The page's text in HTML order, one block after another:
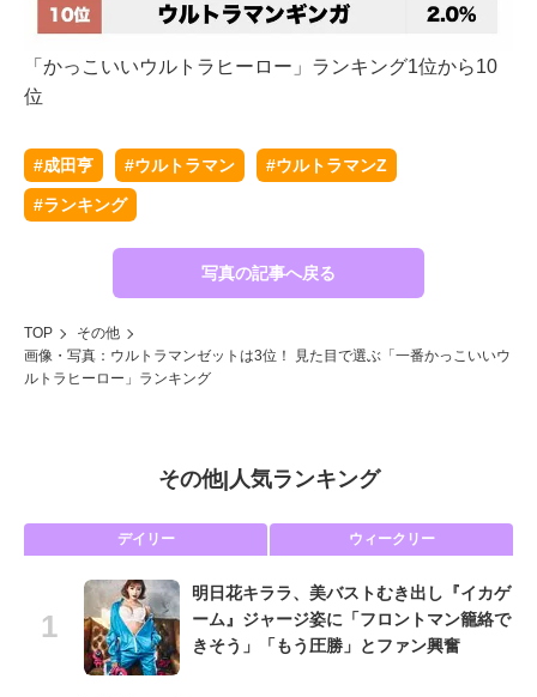
「かっこいいウルトラヒーロー」ランキング1位から10
位
#成田亨 #ウルトラマン #ウルトラマンZ
#ランキング
写真の記事へ戻る
TOP
その他
画像・写真：ウルトラマンゼットは3位！ 見た目で選ぶ「一番かっこいいウ
ルトラヒーロー」ランキング
その他| 人気ランキング
デイリー ウィークリー
明日花キララ、美バストむき出し『イカゲ
ーム』ジャージ姿に「フロントマン籠絡で
きそう」「もう圧勝」とファン興奮